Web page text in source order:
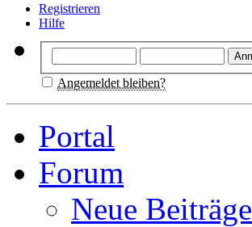
Registrieren
Hilfe
Angemeldet bleiben?
Portal
Forum
Neue Beiträge